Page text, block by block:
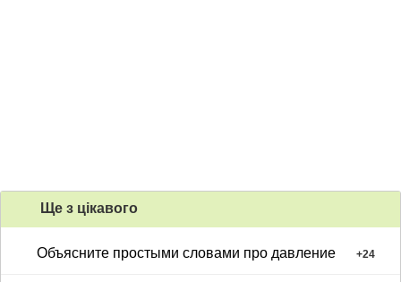
Ще з цiкавого
Объясните простыми словами про давление +24